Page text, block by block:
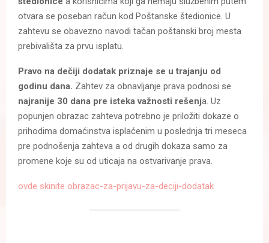
otvara se poseban račun kod Poštanske štedionice. U
zahtevu se obavezno navodi tačan poštanski broj mesta
prebivališta za prvu isplatu.
Pravo na dečiji dodatak priznaje se u trajanju od
godinu dana. Zahtev za obnavljanje prava podnosi se
najranije 30 dana pre isteka važnosti rešenja. Uz
popunjen obrazac zahteva potrebno je priložiti dokaze o
prihodima domaćinstva isplaćenim u poslednja tri meseca
pre podnošenja zahteva a od drugih dokaza samo za
promene koje su od uticaja na ostvarivanje prava.
ovde skinite obrazac-za-prijavu-za-deciji-dodatak